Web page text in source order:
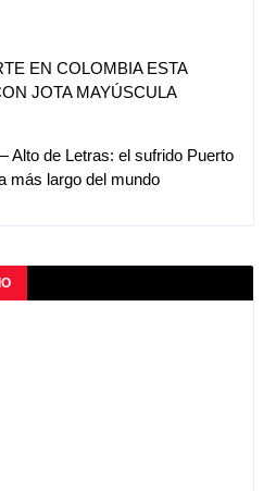
EN COLOMBIA ESTA
JOTA MAYÚSCULA
Alto de Letras: el sufrido Puerto
más largo del mundo